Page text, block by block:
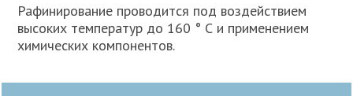
Рафинирование проводится под воздействием
высоких температур до 160 ° С и применением
химических компонентов.